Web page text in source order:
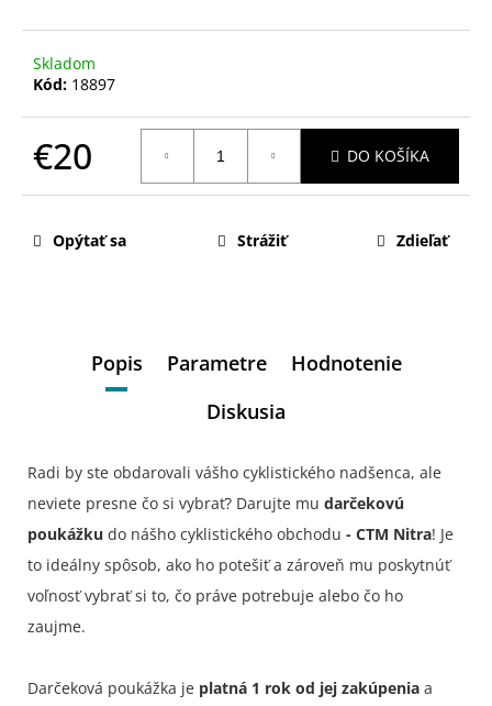
Skladom
Kód: 18897
€20 DO KOŠÍKA
Opýtať sa Strážiť Zdieľať
Popis Parametre
Hodnotenie
Diskusia
Radi by ste obdarovali vášho cyklistického nadšenca, ale
neviete presne čo si vybrať? Darujte mu darčekovú
poukážku do nášho cyklistického obchodu - CTM Nitra! Je
to ideálny spôsob, ako ho potešiť a zároveň mu poskytnúť
voľnosť vybrať si to, čo práve potrebuje alebo čo ho
zaujme.
Darčeková poukážka je platná 1 rok od jej zakúpenia a